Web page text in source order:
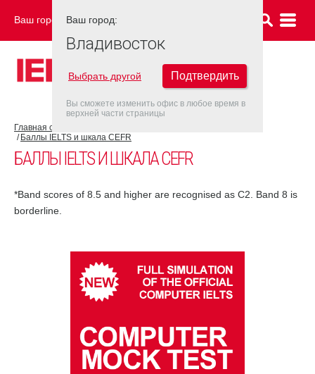
Ваш город: ВЛАДИВОСТОК
Главная страница
Баллы IELTS и шкала CEFR
БАЛЛЫ IELTS И ШКАЛА CEFR
*Band scores of 8.5 and higher are recognised as C2. Band 8 is
borderline.
Ваш город:
Владивосток
Выбрать другой Подтвердить
Вы сможете изменить офис в любое время в
верхней части страницы